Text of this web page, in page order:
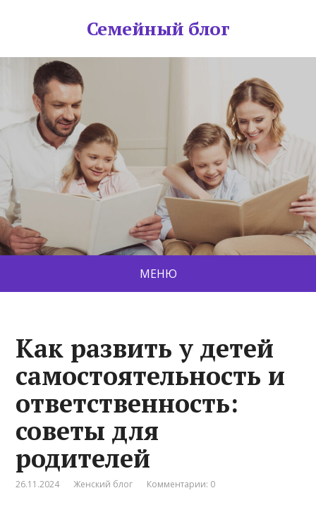
Семейный блог
МЕНЮ
Как развить у детей
самостоятельность и
ответственность:
советы для
родителей
26.11.2024 Женский блог Комментарии: 0